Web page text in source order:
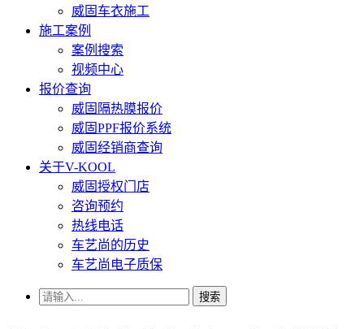
威固车衣施工
施工案例
案例搜索
视频中心
报价查询
威固隔热膜报价
威固PPF报价系统
威固经销商查询
关于V-KOOL
威固授权门店
咨询预约
热线电话
车艺尚的历史
车艺尚电子质保
搜索